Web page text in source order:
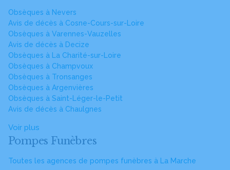
Obsèques à Nevers
Avis de décès à Cosne-Cours-sur-Loire
Obsèques à Varennes-Vauzelles
Avis de décès à Decize
Obsèques à La Charité-sur-Loire
Obsèques à Champvoux
Obsèques à Tronsanges
Obsèques à Argenvières
Obsèques à Saint-Léger-le-Petit
Avis de décès à Chaulgnes
Voir plus
Pompes Funèbres
Toutes les agences de pompes funèbres à La Marche